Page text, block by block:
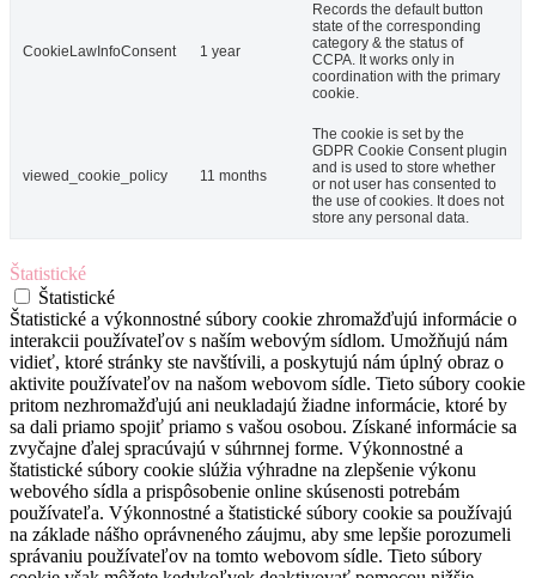
CookieLawInfoConsent 1 year
Records the default button
state of the corresponding
category & the status of
CCPA. It works only in
coordination with the primary
cookie.
viewed_cookie_policy 11 months
The cookie is set by the
GDPR Cookie Consent plugin
and is used to store whether
or not user has consented to
the use of cookies. It does not
store any personal data.
Štatistické
Štatistické
Štatistické a výkonnostné súbory cookie zhromažďujú informácie o
interakcii používateľov s naším webovým sídlom. Umožňujú nám
vidieť, ktoré stránky ste navštívili, a poskytujú nám úplný obraz o
aktivite používateľov na našom webovom sídle. Tieto súbory cookie
pritom nezhromažďujú ani neukladajú žiadne informácie, ktoré by
sa dali priamo spojiť priamo s vašou osobou. Získané informácie sa
zvyčajne ďalej spracúvajú v súhrnnej forme. Výkonnostné a
štatistické súbory cookie slúžia výhradne na zlepšenie výkonu
webového sídla a prispôsobenie online skúsenosti potrebám
používateľa. Výkonnostné a štatistické súbory cookie sa používajú
na základe nášho oprávneného záujmu, aby sme lepšie porozumeli
správaniu používateľov na tomto webovom sídle. Tieto súbory